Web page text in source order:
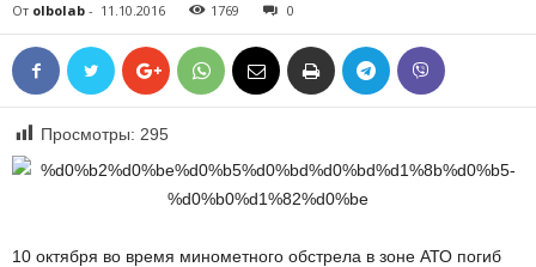
От olbolab - 11.10.2016 1769 0
Просмотры: 295
10 октября во время минометного обстрела в зоне АТО погиб